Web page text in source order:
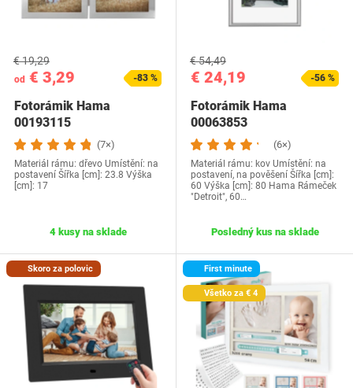
od € 3,29
€ 19,29
-83 %
Fotorámik Hama
00193115
(7×)
Materiál rámu: dřevo Umístění: na
postavení Šířka [cm]: 23.8 Výška
[cm]: 17
4 kusy na sklade
€ 24,19
€ 54,49
-56 %
Fotorámik Hama
00063853
(6×)
Materiál rámu: kov Umístění: na
postavení, na pověšení Šířka [cm]:
60 Výška [cm]: 80 Hama Rámeček
"Detroit", 60…
Posledný kus na sklade
Skoro za polovic First minute
Všetko za € 4